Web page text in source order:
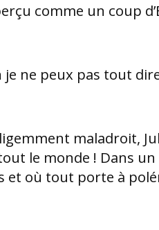
comme un coup
je ne peux pas tout
maladroit,
le monde ! Dans
et où tout porte à